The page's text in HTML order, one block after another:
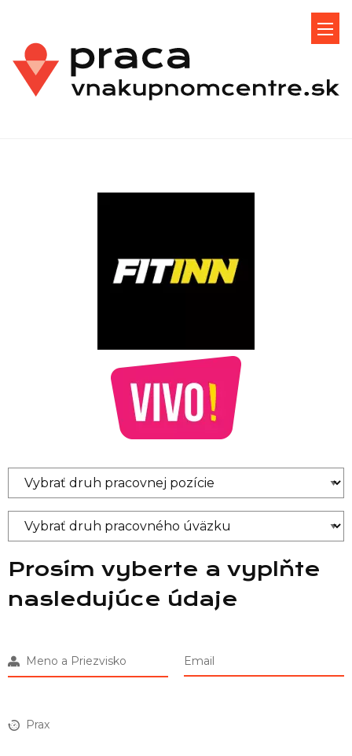
Prosím vyberte a vyplňte
nasledujúce údaje
Meno a Priezvisko Email
Prax